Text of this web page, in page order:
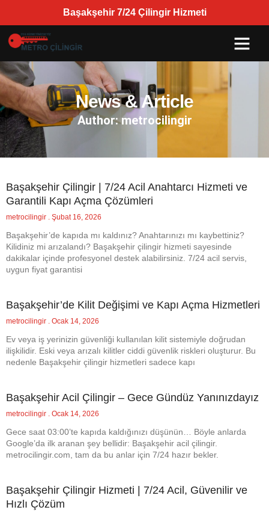
Başakşehir 7/24 Çilingir Hizmeti
News & Article
Author:metrocilingir
Başakşehir Çilingir | 7/24 Acil Anahtarcı Hizmeti ve
Garantili Kapı Açma Çözümleri
metrocilingir Şubat 16, 2026
Başakşehir’de kapıda mı kaldınız? Anahtarınızı mı kaybettiniz?
Kilidiniz mi arızalandı? Başakşehir çilingir hizmeti sayesinde
dakikalar içinde profesyonel destek alabilirsiniz. 7/24 acil servis,
uygun fiyat garantisi
Başakşehir’de Kilit Değişimi ve Kapı Açma Hizmetleri
metrocilingir Ocak 14, 2026
Ev veya iş yerinizin güvenliği kullanılan kilit sistemiyle doğrudan
ilişkilidir. Eski veya arızalı kilitler ciddi güvenlik riskleri oluşturur. Bu
nedenle Başakşehir çilingir hizmetleri sadece kapı
Başakşehir Acil Çilingir – Gece Gündüz Yanınızdayız
metrocilingir Ocak 14, 2026
Gece saat 03:00’te kapıda kaldığınızı düşünün… Böyle anlarda
Google’da ilk aranan şey bellidir: Başakşehir acil çilingir.
metrocilingir.com, tam da bu anlar için 7/24 hazır bekler.
Başakşehir Çilingir Hizmeti | 7/24 Acil, Güvenilir ve
Hızlı Çözüm